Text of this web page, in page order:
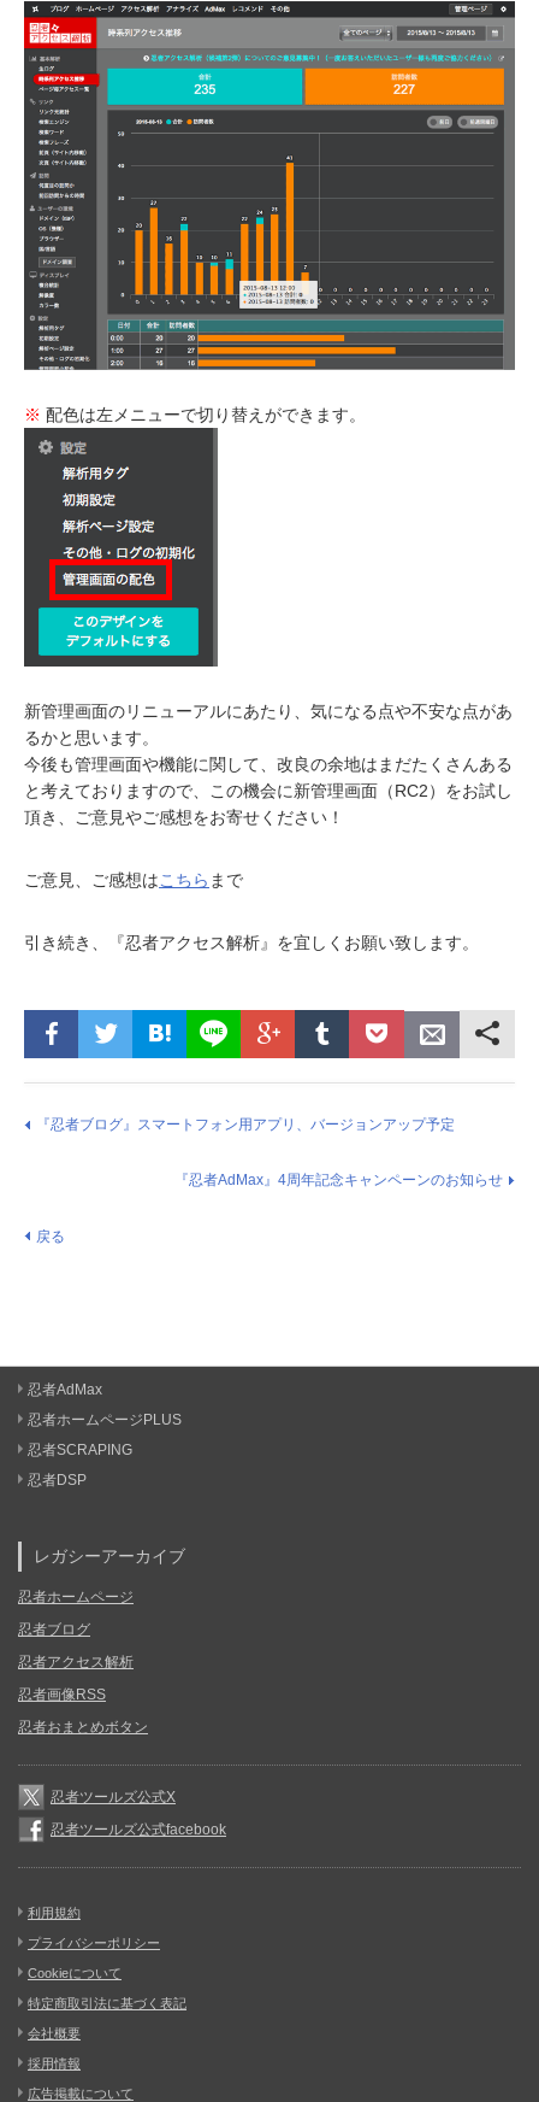
※ 配色は左メニューで切り替えができます。
新管理画面のリニューアルにあたり、気になる点や不安な点があ
るかと思います。
今後も管理画面や機能に関して、改良の余地はまだたくさんある
と考えておりますので、この機会に新管理画面（RC2）をお試し
頂き、ご意見やご感想をお寄せください！
ご意見、ご感想はこちら まで
引き続き、『忍者アクセス解析』を宜しくお願い致します。
『忍者ブログ』スマートフォン用アプリ、バージョンアップ予定
『忍者AdMax』4周年記念キャンペーンのお知らせ
戻る
忍者AdMax
忍者ホームページPLUS
忍者SCRAPING
忍者DSP
レガシーアーカイブ
忍者ホームページ
忍者ブログ
忍者アクセス解析
忍者画像RSS
忍者おまとめボタン
忍者ツールズ公式X
忍者ツールズ公式facebook
利用規約
プライバシーポリシー
Cookieについて
特定商取引法に基づく表記
会社概要
採用情報
広告掲載について